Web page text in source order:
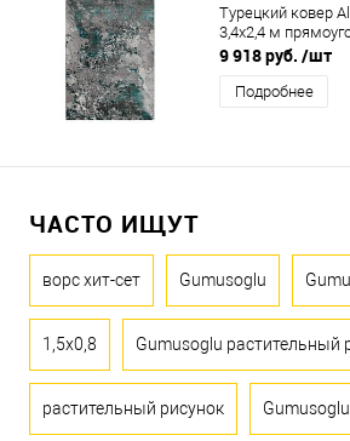
Турецкий ковер
3,4x2,4 м
9 918 руб. /шт
Подробнее
ЧАСТО ИЩУТ
ворс хит-сет Gumusoglu
1,5x0,8 Gumusoglu растительный
растительный рисунок